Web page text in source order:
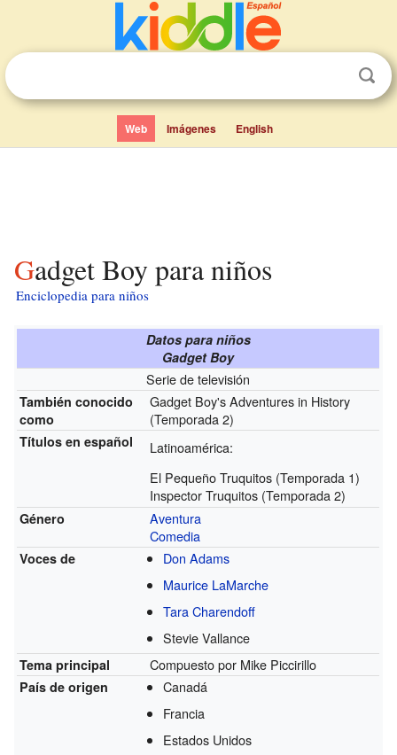
Web Imágenes English
Gadget Boy para niños
Enciclopedia para niños
Datos para niños
Gadget Boy
Serie de televisión
También conocido
como
Gadget Boy's Adventures in History
(Temporada 2)
Títulos en español
Latinoamérica:
El Pequeño Truquitos (Temporada 1)
Inspector Truquitos (Temporada 2)
Género
Aventura
Comedia
Voces de
Don Adams
Maurice LaMarche
Tara Charendoff
Stevie Vallance
Tema principal Compuesto por Mike Piccirillo
País de origen
Canadá
Francia
Estados Unidos